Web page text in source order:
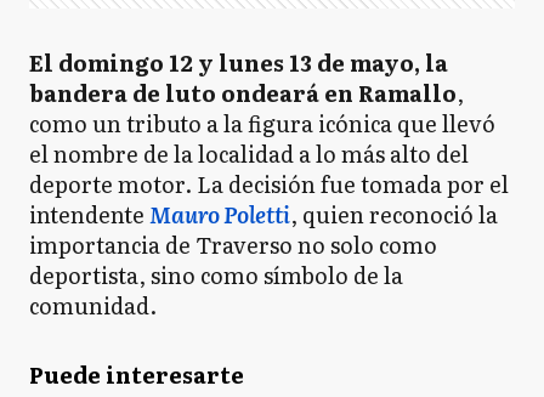
El domingo 12 y lunes 13 de mayo, la
bandera de luto ondeará en Ramallo,
como un tributo a la figura icónica que llevó
el nombre de la localidad a lo más alto del
deporte motor. La decisión fue tomada por el
intendenteMauro Poletti, quien reconoció la
importancia de Traverso no solo como
deportista, sino como símbolo de la
comunidad.
Puede interesarte